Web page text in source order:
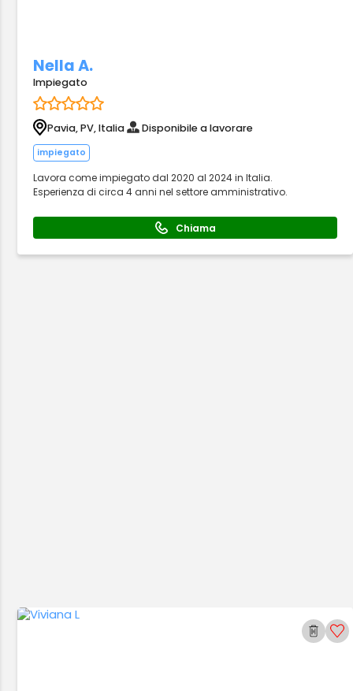
Nella A.
Impiegato
Pavia, PV, Italia Disponibile a lavorare
impiegato
Lavora come impiegato dal 2020 al 2024 in Italia.
Esperienza di circa 4 anni nel settore amministrativo.
Chiama